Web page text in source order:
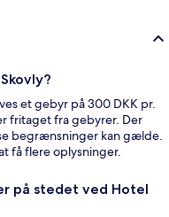
et gebyr på 300 DKK pr.
fritaget fra gebyrer. Der
begrænsninger kan gælde.
få flere oplysninger.
på stedet ved Hotel